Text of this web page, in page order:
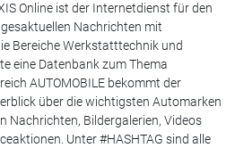
Online ist der Internetdienst für den
Nachrichten mit
Bereiche Werkstatttechnik und
eine Datenbank zum Thema
AUTOMOBILE bekommt der
über die wichtigsten Automarken
Nachrichten, Bildergalerien, Videos
Unter #HASHTAG sind alle